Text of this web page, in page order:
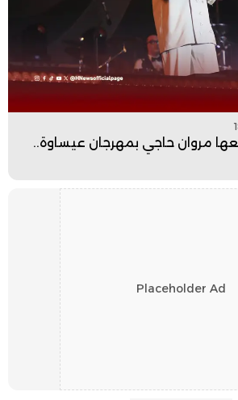
مروان حاجي بمهرجان عيساوة..
Placeholder Ad